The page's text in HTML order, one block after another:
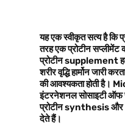
यह एक स्वीकृत सत्य है कि
तरह एक प्रोटीन सप्लीमेंट
प्रोटीन supplement
शरीर वृद्धि हार्मोन
की आवश्यकता होती है।
इंटरनेशनल सोसाइटी ऑफ
प्रोटीन synthesis और
देते हैं।